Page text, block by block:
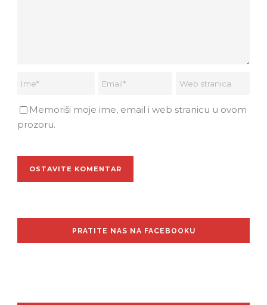
Memoriši moje ime, email i web stranicu u ovom
prozoru.
PRATITE NAS NA FACEBOOKU